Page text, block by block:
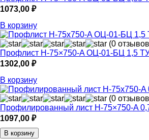
1073,00 ₽
В корзину
(0
Профлист Н-75×750-A ОЦ-01-БЦ 1,5
1302,00 ₽
В корзину
(0
Профилированный лист Н-75×750-A
1097,00 ₽
В корзину